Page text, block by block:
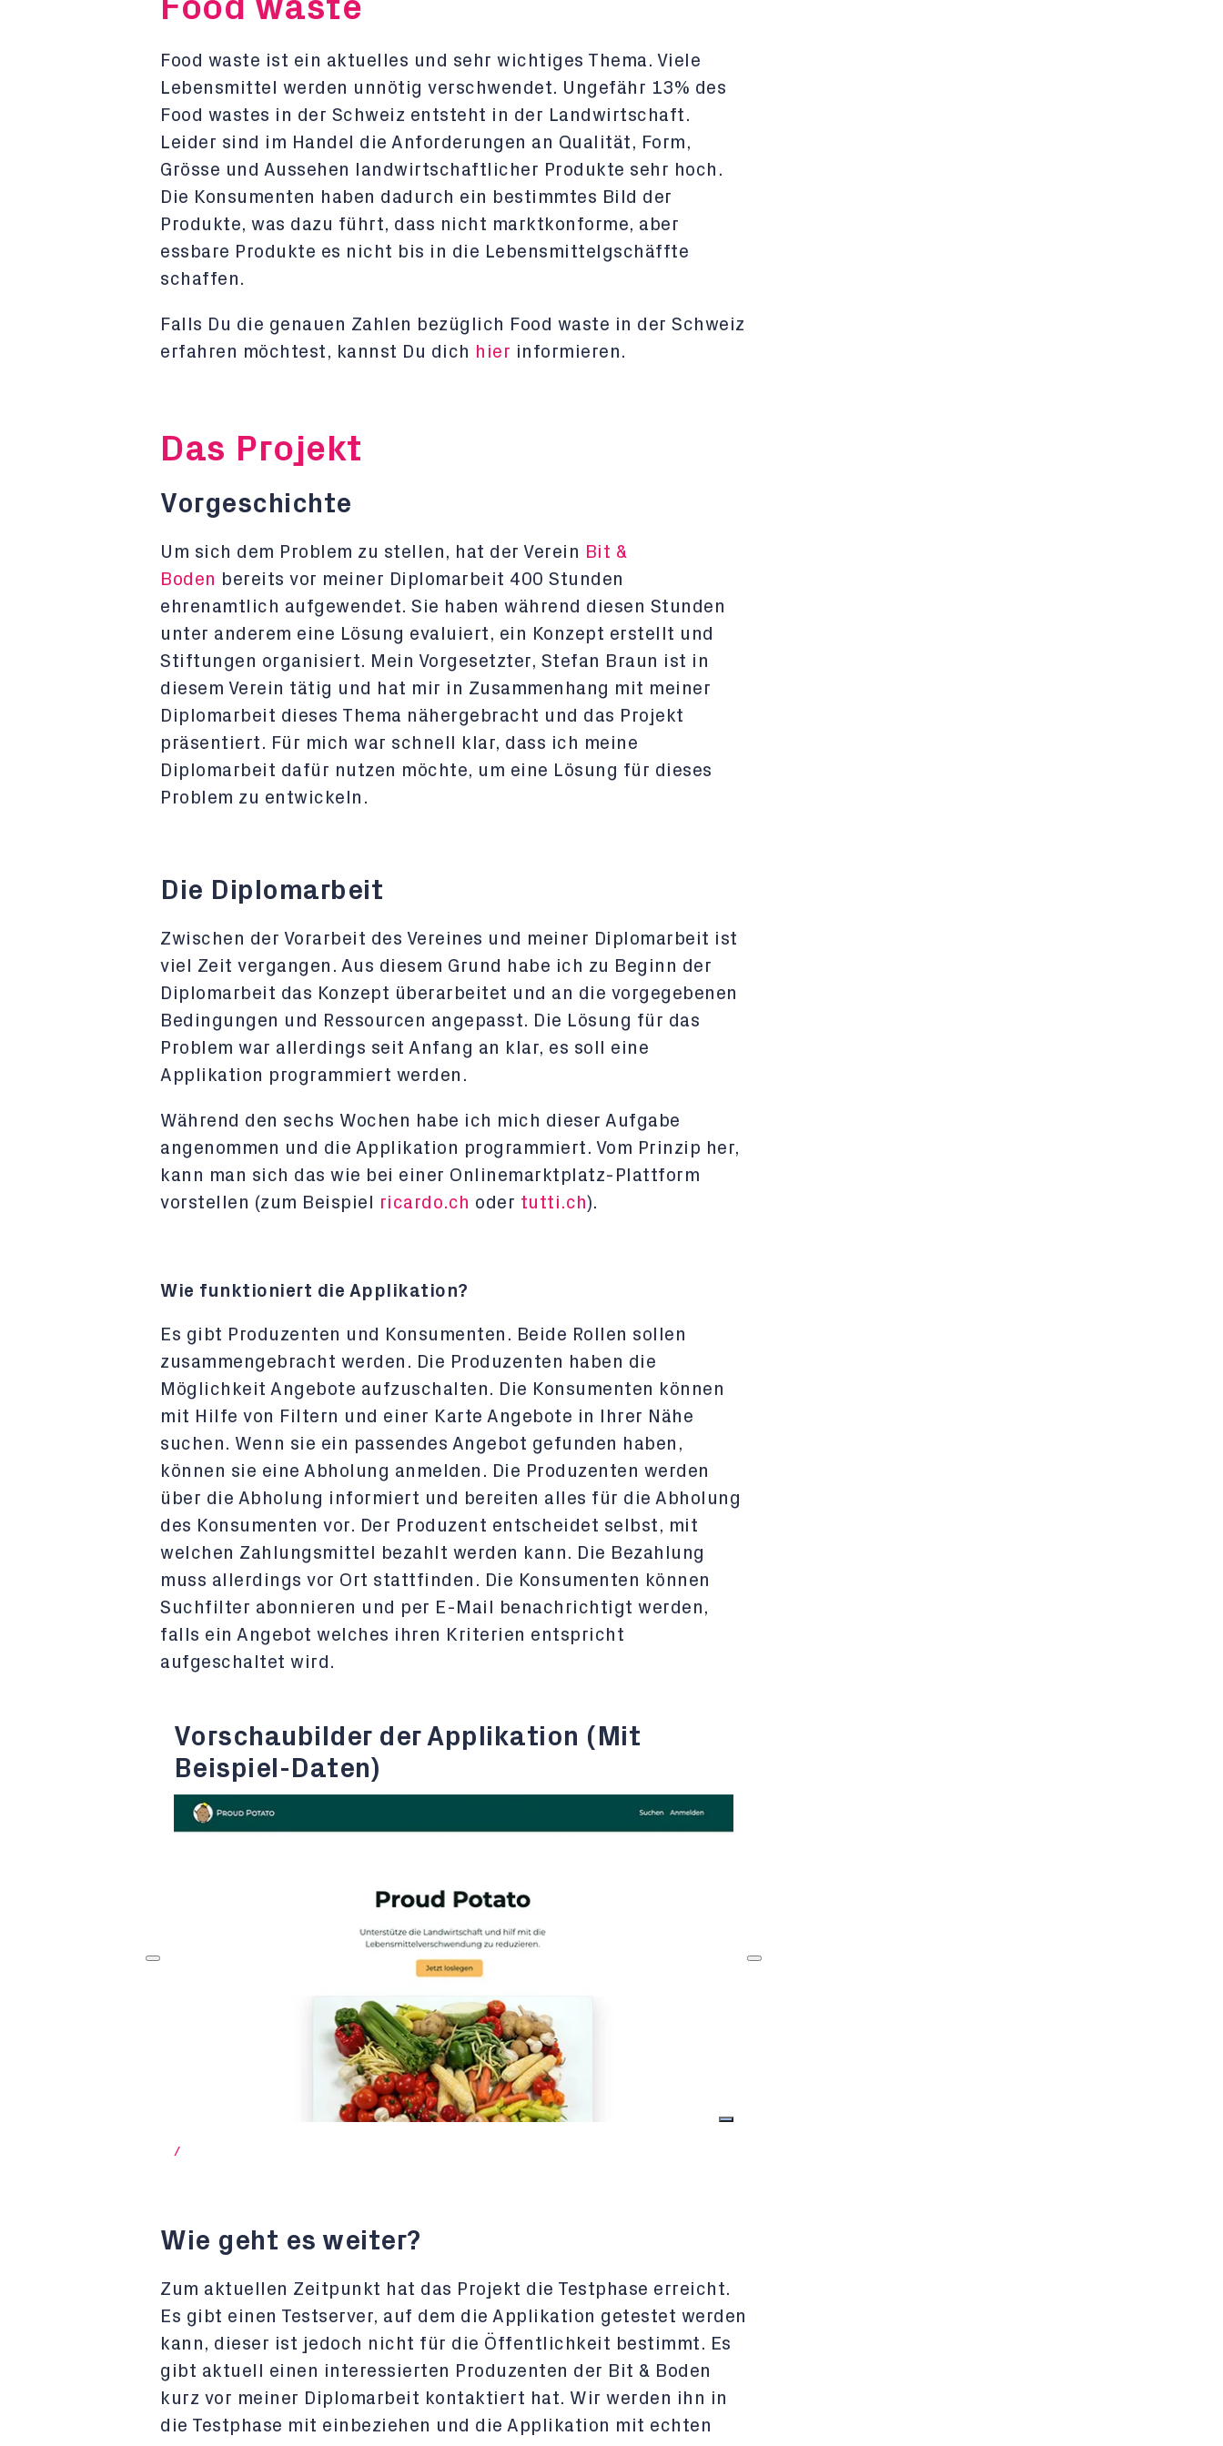
Food waste
Food waste ist ein aktuelles und sehr wichtiges Thema. Viele
Lebensmittel werden unnötig verschwendet. Ungefähr 13% des
Food wastes in der Schweiz entsteht in der Landwirtschaft.
Leider sind im Handel die Anforderungen an Qualität, Form,
Grösse und Aussehen landwirtschaftlicher Produkte sehr hoch.
Die Konsumenten haben dadurch ein bestimmtes Bild der
Produkte, was dazu führt, dass nicht marktkonforme, aber
essbare Produkte es nicht bis in die Lebensmittelgschäffte
schaffen.
Falls Du die genauen Zahlen bezüglich Food waste in der Schweiz
erfahren möchtest, kannst Du dich hier informieren.
Das Projekt
Vorgeschichte
Um sich dem Problem zu stellen, hat der Verein Bit &
Boden bereits vor meiner Diplomarbeit 400 Stunden
ehrenamtlich aufgewendet. Sie haben während diesen Stunden
unter anderem eine Lösung evaluiert, ein Konzept erstellt und
Stiftungen organisiert. Mein Vorgesetzter, Stefan Braun ist in
diesem Verein tätig und hat mir in Zusammenhang mit meiner
Diplomarbeit dieses Thema nähergebracht und das Projekt
präsentiert. Für mich war schnell klar, dass ich meine
Diplomarbeit dafür nutzen möchte, um eine Lösung für dieses
Problem zu entwickeln.
Die Diplomarbeit
Zwischen der Vorarbeit des Vereines und meiner Diplomarbeit ist
viel Zeit vergangen. Aus diesem Grund habe ich zu Beginn der
Diplomarbeit das Konzept überarbeitet und an die vorgegebenen
Bedingungen und Ressourcen angepasst. Die Lösung für das
Problem war allerdings seit Anfang an klar, es soll eine
Applikation programmiert werden.
Während den sechs Wochen habe ich mich dieser Aufgabe
angenommen und die Applikation programmiert. Vom Prinzip her,
kann man sich das wie bei einer Onlinemarktplatz-Plattform
vorstellen (zum Beispiel
ricardo.ch oder tutti.ch).
Wie funktioniert die Applikation?
Es gibt Produzenten und Konsumenten. Beide Rollen sollen
zusammengebracht werden. Die Produzenten haben die
Möglichkeit Angebote aufzuschalten. Die Konsumenten können
mit Hilfe von Filtern und einer Karte Angebote in Ihrer Nähe
suchen. Wenn sie ein passendes Angebot gefunden haben,
können sie eine Abholung anmelden. Die Produzenten werden
über die Abholung informiert und bereiten alles für die Abholung
des Konsumenten vor. Der Produzent entscheidet selbst, mit
welchen Zahlungsmittel bezahlt werden kann. Die Bezahlung
muss allerdings vor Ort stattfinden. Die Konsumenten können
Suchfilter abonnieren und per E-Mail benachrichtigt werden,
falls ein Angebot welches ihren Kriterien entspricht
aufgeschaltet wird.
Vorschaubilder der Applikation (Mit
Beispiel-Daten)
/
Wie geht es weiter?
Zum aktuellen Zeitpunkt hat das Projekt die Testphase erreicht.
Es gibt einen Testserver, auf dem die Applikation getestet werden
kann, dieser ist jedoch nicht für die Öffentlichkeit bestimmt. Es
gibt aktuell einen interessierten Produzenten der Bit & Boden
kurz vor meiner Diplomarbeit kontaktiert hat. Wir werden ihn in
die Testphase mit einbeziehen und die Applikation mit echten